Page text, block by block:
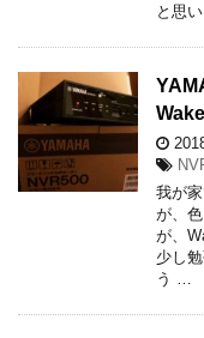
と思
我が
が、
が、
少し
う …